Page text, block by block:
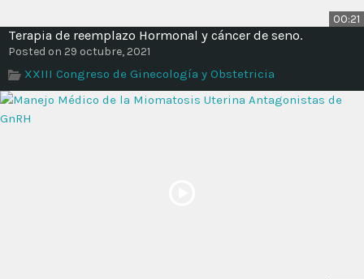
00:21
Terapia de reemplazo Hormonal y cáncer de seno.
Posted on 29 octubre, 2021
XXIII Congreso de Ginecología y Obstetricia